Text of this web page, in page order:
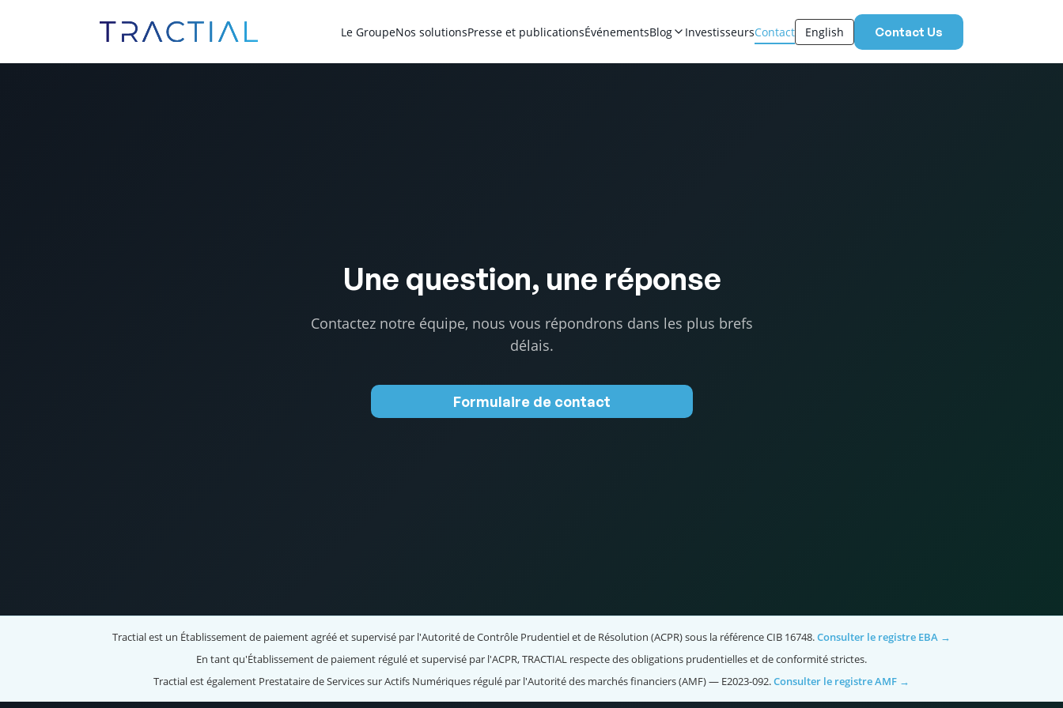
Le GroupeNos solutionsPresse et publicationsÉvénementsBlog InvestisseursContact English Contact Us
Une question, une réponse
Contactez notre équipe, nous vous répondrons dans les plus brefs
délais.
Formulaire de contact
Tractial est un Établissement de paiement agréé et supervisé par l'Autorité de Contrôle Prudentiel et de Résolution (ACPR) sous la référence CIB 16748.Consulter le registre EBA →
En tant qu'Établissement de paiement régulé et supervisé par l'ACPR, TRACTIAL respecte des obligations prudentielles et de conformité strictes.
Tractial est également Prestataire de Services sur Actifs Numériques régulé par l'Autorité des marchés financiers (AMF) — E2023-092.Consulter le registre AMF →